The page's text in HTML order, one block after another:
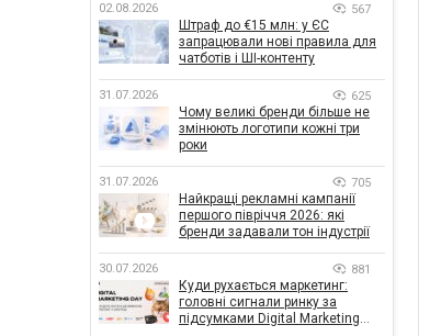
02.08.2026 567
Штраф до €15 млн: у ЄС
запрацювали нові правила для
чатботів і ШІ-контенту
31.07.2026 625
Чому великі бренди більше не
змінюють логотипи кожні три
роки
31.07.2026 705
Найкращі рекламні кампанії
першого півріччя 2026: які
бренди задавали тон індустрії
30.07.2026 881
Куди рухається маркетинг:
головні сигнали ринку за
підсумками Digital Marketing